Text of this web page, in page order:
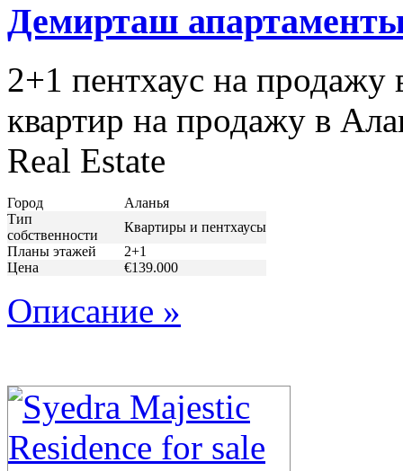
Демирташ
2+1 пентхаус на
квартир на продажу в
Real Estate
Город
Аланья
Тип
собственности
Квартиры и пентхаусы
Планы этажей
2+1
Цена
€139.000
Описание »